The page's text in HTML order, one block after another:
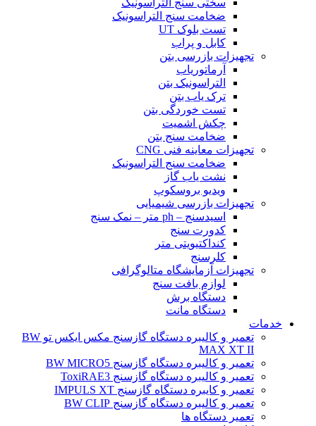
سختی سنج التراسونیک
ضخامت سنج التراسونیک
تست بلوک UT
کابل و پراب
تجهیزات بازرسی بتن
آرماتوریاب
التراسونیک بتن
ترک یاب بتن
تست خوردگی بتن
چکش اشمیت
ضخامت سنج بتن
تجهیزات معاینه فنی CNG
ضخامت سنج التراسونیک
نشت یاب گاز
ویدیو بروسکوپ
تجهیزات بازرسی شیمیایی
اسیدسنج – ph متر – نمک سنج
کدورت سنج
کنداکتیویتی متر
کلرسنج
تجهیزات آزمایشگاه متالوگرافی
لوازم بافت سنج
دستگاه برش
دستگاه مانت
خدمات
تعمیر و کالیبره دستگاه گازسنج مکس ایکس تو BW
MAX XT II
تعمیر و کالیبره دستگاه گازسنج BW MICRO5
تعمیر و کالیبره دستگاه گازسنج ToxiRAE3
تعمیر و کایبره دستگاه گازسنج IMPULS XT
تعمیر و کالیبره دستگاه گازسنج BW CLIP
تعمیر دستگاه ها